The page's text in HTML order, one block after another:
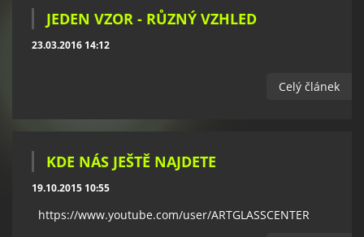
JEDEN VZOR - RŮZNÝ VZHLED
23.03.2016 14:12
Celý článek
KDE NÁS JEŠTĚ NAJDETE
19.10.2015 10:55
https://www.youtube.com/user/ARTGLASSCENTER